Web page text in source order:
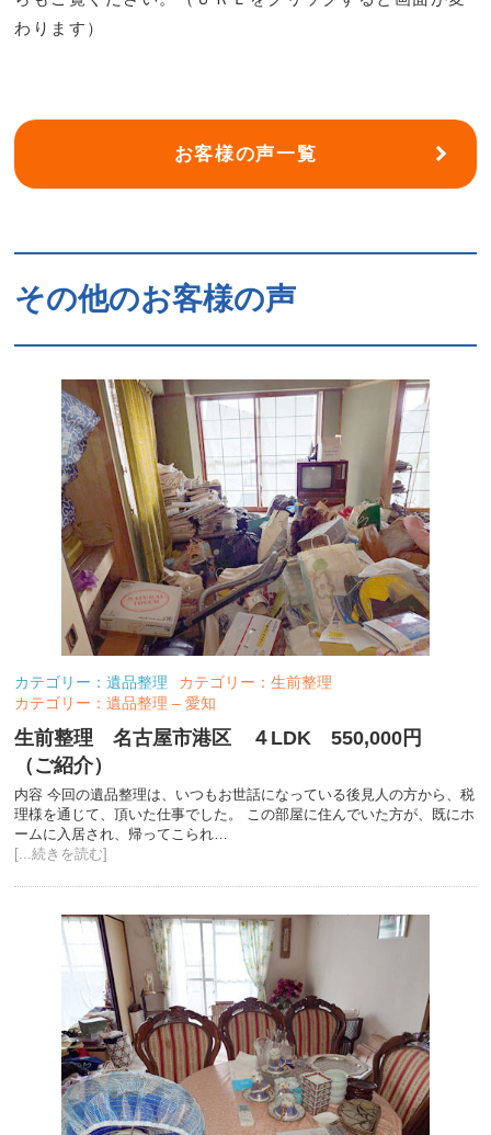
わります）
お客様の声一覧
その他のお客様の声
カテゴリー：遺品整理
カテゴリー：生前整理
カテゴリー：遺品整理 – 愛知
生前整理 名古屋市港区 ４LDK 550,000円
（ご紹介）
内容 今回の遺品整理は、いつもお世話になっている後見人の方から、税
理様を通じて、頂いた仕事でした。 この部屋に住んでいた方が、既にホ
ームに入居され、帰ってこられ…
[...続きを読む]